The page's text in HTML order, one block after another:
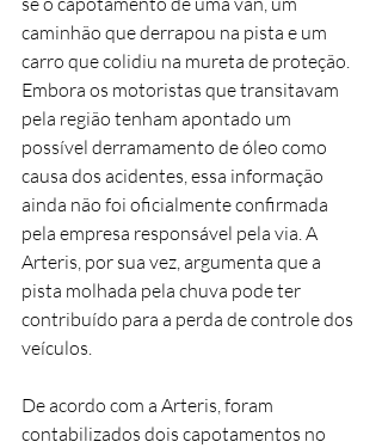
caminhão que derrapou na pista e um
carro que colidiu na mureta de proteção.
Embora os motoristas que transitavam
pela região tenham apontado um
possível derramamento de óleo como
causa dos acidentes, essa informação
ainda não foi oficialmente confirmada
pela empresa responsável pela via. A
Arteris, por sua vez, argumenta que a
pista molhada pela chuva pode ter
contribuído para a perda de controle dos
veículos.
De acordo com a Arteris, foram
contabilizados dois capotamentos no